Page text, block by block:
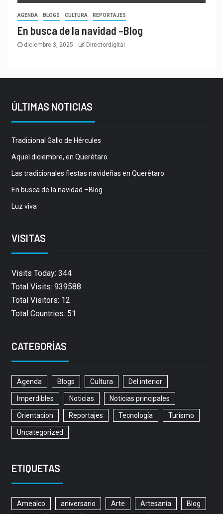
AGENDA BLOGS CULTURA REPORTAJES
En busca de la navidad –Blog
diciembre 3, 2025 Directordigital
ÚLTIMAS NOTICIAS
Tradicional Gallo de Hércules
Aquel diciembre, en Querétaro
Las tradicionales fiestas navideñas en Querétaro
En busca de la navidad –Blog
Luz viva
VISITAS
Visits Today: 344
Total Visits: 939588
Total Visitors: 12
Total Countries: 51
CATEGORÍAS
Agenda Blogs Cultura Del interior
Imperdibles Noticias Noticias principales
Orientacion Reportajes Tecnología Turismo
Uncategorized
ETIQUETAS
Amealco aniversario Arte Artesanía Blog